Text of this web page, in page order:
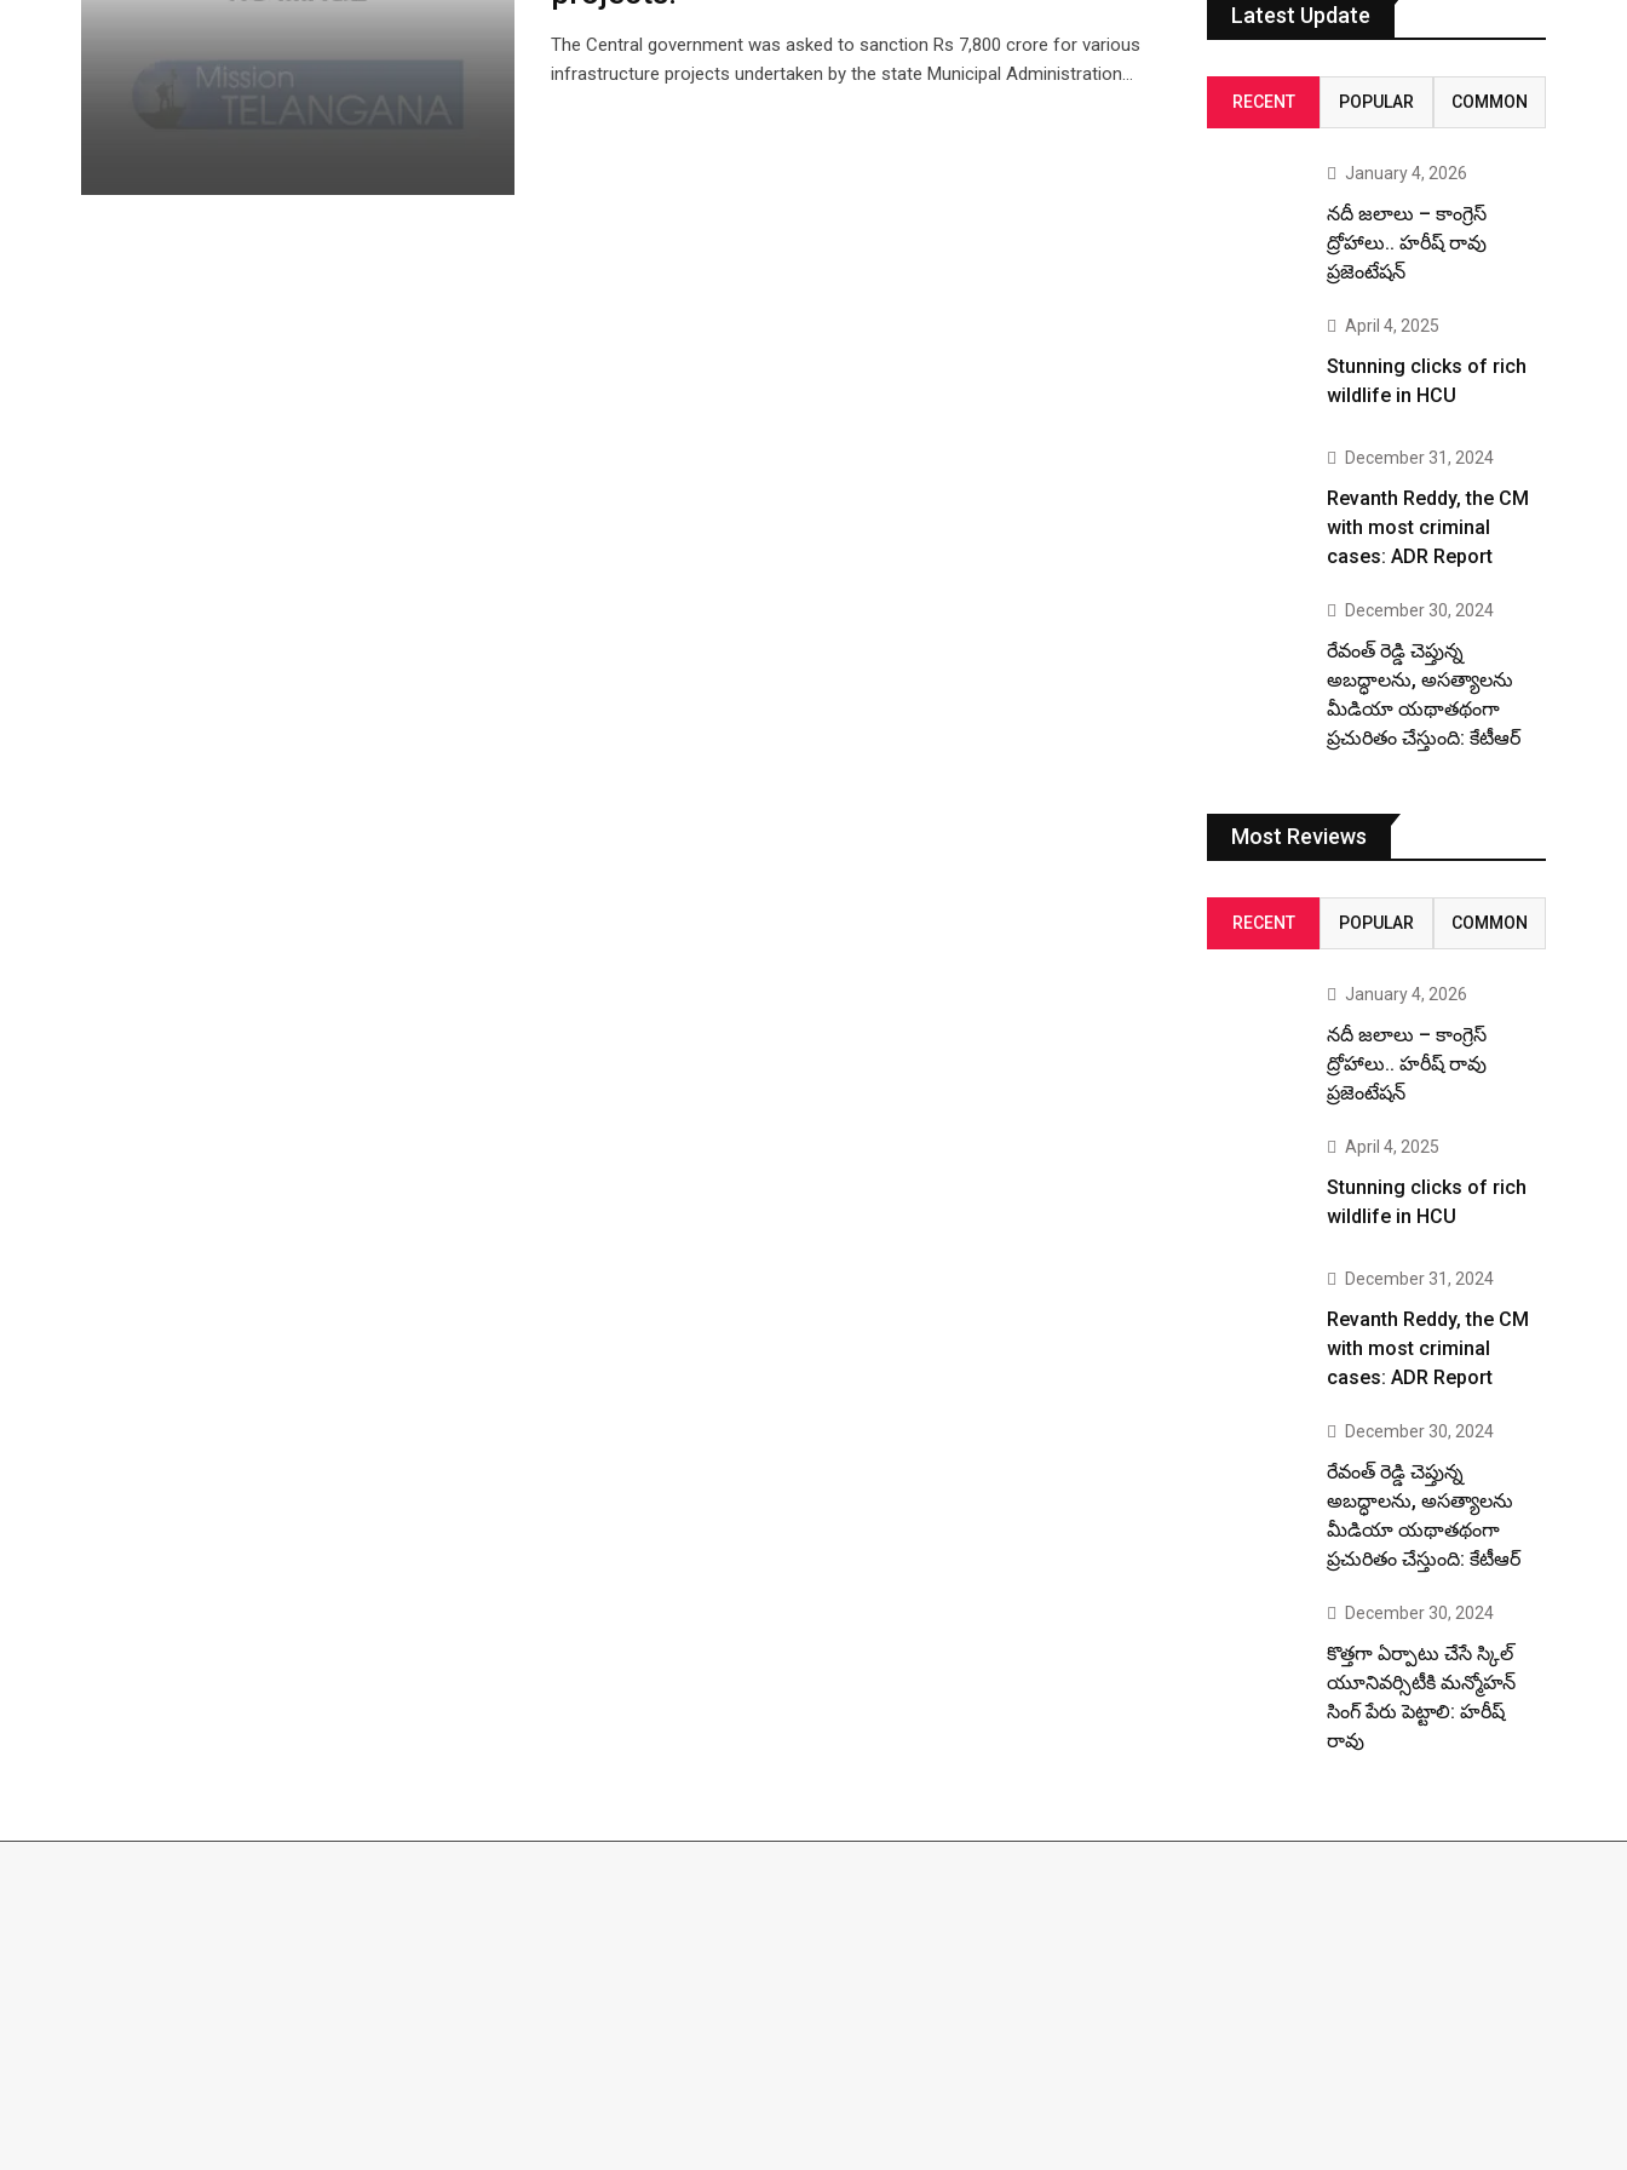
The Central government was asked to sanction Rs 7,800 crore for various
infrastructure projects undertaken by the state Municipal Administration…
Latest Update
RECENT POPULAR COMMON
January 4, 2026
నదీ జలాలు – కాంగ్రెస్
ద్రోహాలు.. హరీష్ రావు
ప్రజెంటేషన్
April 4, 2025
Stunning clicks of rich
wildlife in HCU
December 31, 2024
Revanth Reddy, the CM
with most criminal
cases: ADR Report
December 30, 2024
రేవంత్ రెడ్డి చెప్తున్న
అబద్ధాలను, అసత్యాలను
మీడియా యథాతథంగా
ప్రచురితం చేస్తుంది: కేటీఆర్
Most Reviews
RECENT POPULAR COMMON
January 4, 2026
నదీ జలాలు – కాంగ్రెస్
ద్రోహాలు.. హరీష్ రావు
ప్రజెంటేషన్
April 4, 2025
Stunning clicks of rich
wildlife in HCU
December 31, 2024
Revanth Reddy, the CM
with most criminal
cases: ADR Report
December 30, 2024
రేవంత్ రెడ్డి చెప్తున్న
అబద్ధాలను, అసత్యాలను
మీడియా యథాతథంగా
ప్రచురితం చేస్తుంది: కేటీఆర్
December 30, 2024
కొత్తగా ఏర్పాటు చేసే స్కిల్
యూనివర్సిటీకి మన్మోహన్
సింగ్ పేరు పెట్టాలి: హరీష్
రావు